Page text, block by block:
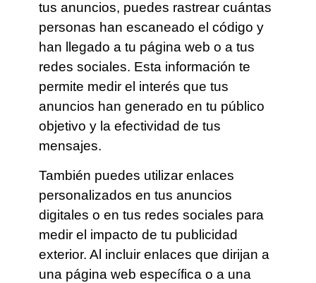
tus anuncios, puedes rastrear cuántas
personas han escaneado el código y
han llegado a tu página web o a tus
redes sociales. Esta información te
permite medir el interés que tus
anuncios han generado en tu público
objetivo y la efectividad de tus
mensajes.
También puedes utilizar enlaces
personalizados en tus anuncios
digitales o en tus redes sociales para
medir el impacto de tu publicidad
exterior. Al incluir enlaces que dirijan a
una página web específica o a una